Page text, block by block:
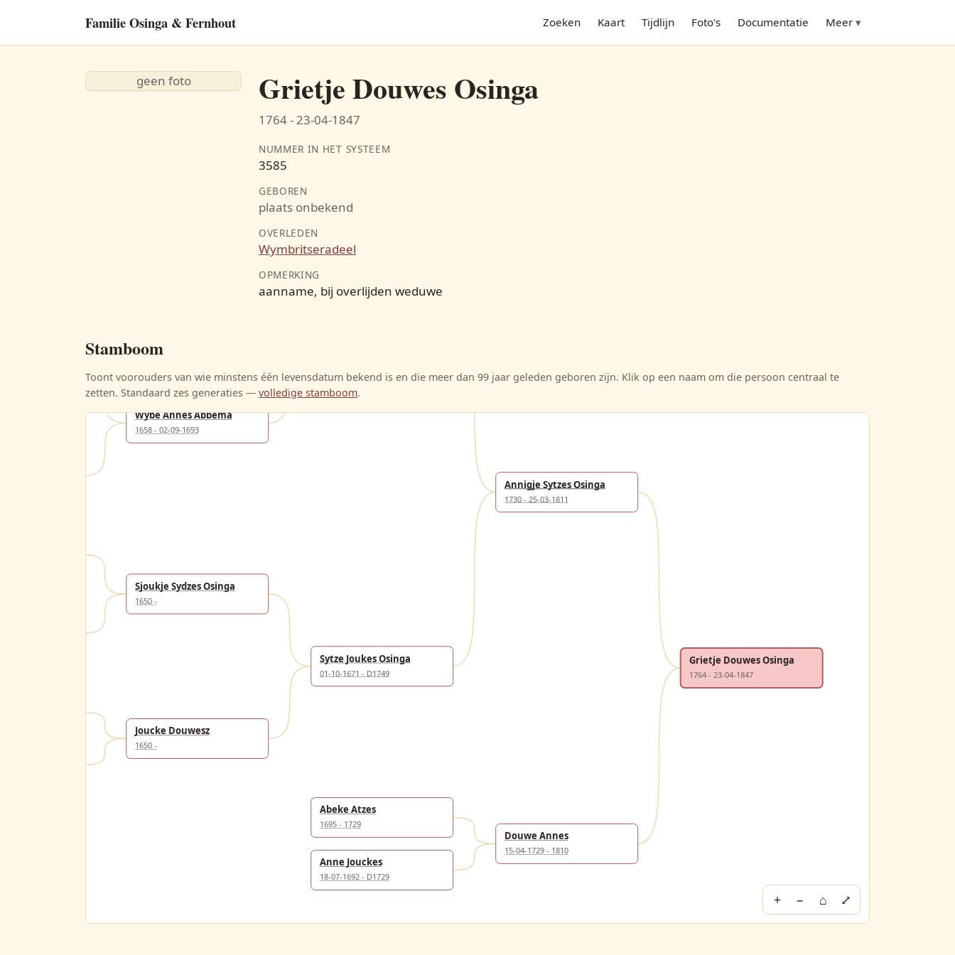
Familie Osinga & Fernhout Zoeken Kaart Tijdlijn Foto's Documentatie Meer
geen foto Grietje Douwes Osinga
1764 - 23-04-1847
NUMMER IN HET SYSTEEM
3585
GEBOREN
plaats onbekend
OVERLEDEN
Wymbritseradeel
OPMERKING
aanname, bij overlijden weduwe
Stamboom
Toont voorouders van wie minstens één levensdatum bekend is en die meer dan 99 jaar geleden geboren zijn. Klik op een naam om die persoon centraal te
zetten. Standaard zes generaties — volledige stamboom.
Wybe Annes Abbema
1658 - 02-09-1693
Sjoukje Sydzes Osinga
1650 -
Joucke Douwesz
1650 -
Sytze Joukes Osinga
01-10-1671 - D1749
Annigje Sytzes Osinga
1730 - 25-03-1811
Abeke Atzes
1695 - 1729
Anne Jouckes
18-07-1692 - D1729
Douwe Annes
15-04-1729 - 1810
Grietje Douwes Osinga
1764 - 23-04-1847
+ − ⌂ ⤢